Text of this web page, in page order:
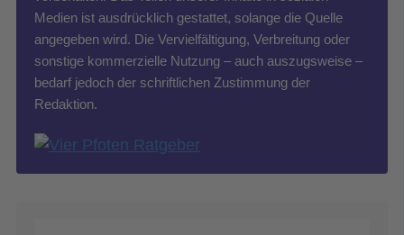
Medien ist ausdrücklich gestattet, solange die Quelle
angegeben wird. Die Vervielfältigung, Verbreitung oder
sonstige kommerzielle Nutzung – auch auszugsweise –
bedarf jedoch der schriftlichen Zustimmung der
Redaktion.